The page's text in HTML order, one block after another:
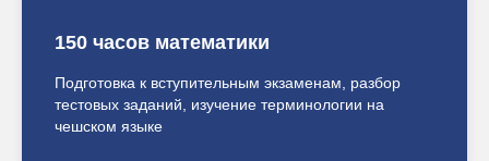
150 часов математики
Подготовка к вступительным экзаменам, разбор
тестовых заданий, изучение терминологии на
чешском языке